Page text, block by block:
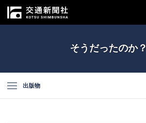
そうだったのか？
出版物